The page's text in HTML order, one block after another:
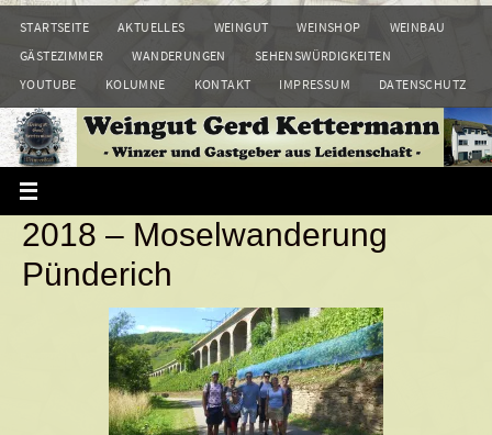
Zum
Inhalt
STARTSEITE AKTUELLES WEINGUT WEINSHOP
WEINBAU
GÄSTEZIMMER
WANDERUNGEN
SEHENSWÜRDIGKEITEN
YOUTUBE
KOLUMNE KONTAKT IMPRESSUM DATENSCHUTZ
2018 – Moselwanderung
Pünderich